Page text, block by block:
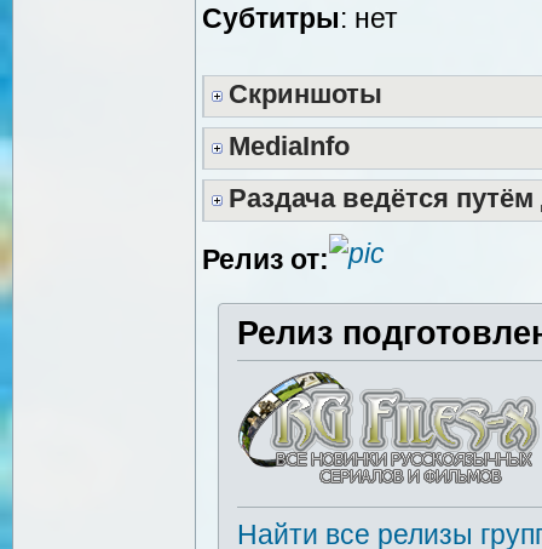
Субтитры: нет
Скриншоты
MediaInfo
Раздача ведётся
Релиз от:
Релиз
Найти все релизы